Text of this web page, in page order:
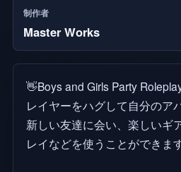
制作者
Master Works
👋Boys and Girls Party
レイヤーをハグして自分のア
新しい友達に会い、楽しいギ
レイなどを使うことができま